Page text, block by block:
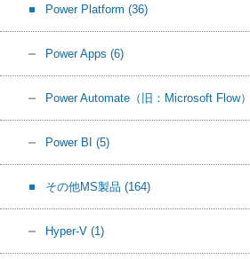
Power Platform (36)
Power Apps (6)
Power Automate（旧：Microsoft Flow）
Power BI (5)
その他MS製品 (164)
Hyper-V (1)